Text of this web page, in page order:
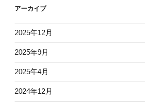
アーカイブ
2025年12月
2025年9月
2025年4月
2024年12月